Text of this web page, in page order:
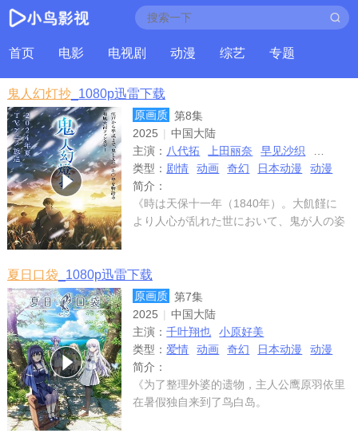
首页 电影 电视剧 动漫 综艺 专题
鬼人幻灯抄_1080p迅雷下载
原画质 第8集
2025 | 中国大陆
主演： 八代拓 上田丽奈 早见沙织
类型： 剧情 动画 奇幻 日本动漫
动漫
简介：
《時は天保十一年（1840年）。大飢饉に
より人心が乱れた世において、鬼が人の姿
夏日口袋 _1080p迅雷下载
原画质 第7集
2025 | 中国大陆
主演：千叶翔也
小原好美
类型： 爱情 动画 奇幻 日本动漫
动漫
简介：
《为了整理外婆的遗物，主人公鹰原羽依里
在暑假独自来到了鸟白岛。